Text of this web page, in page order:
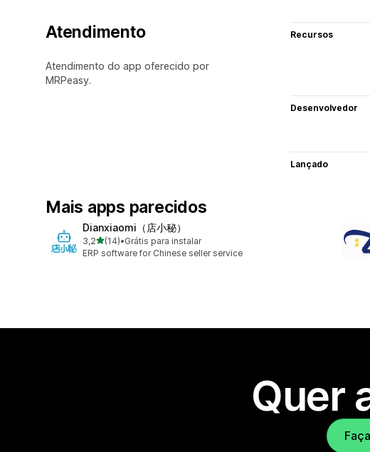
Atendimento
Atendimento do app oferecido por
MRPeasy.
Recursos
Desenvolvedor
Lançado
Mais apps parecidos
Dianxiaomi（店小秘）
3,2de 5 estrelas
(14)
14 avaliações ao todo
•Grátis para instalar
ERP software for Chinese seller service
Quer